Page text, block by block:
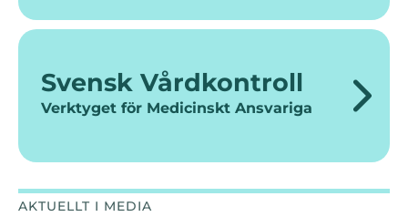
Svensk Vårdkontroll
Verktyget för Medicinskt Ansvariga
AKTUELLT I MEDIA